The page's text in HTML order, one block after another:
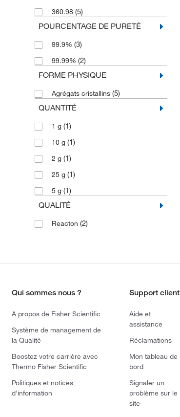
360.98 (5)
POURCENTAGE DE PURETÉ
99.9% (3)
99.99% (2)
FORME PHYSIQUE
Agrégats cristallins (5)
QUANTITÉ
1 g (1)
10 g (1)
2 g (1)
25 g (1)
5 g (1)
QUALITÉ
Reacton (2)
Qui sommes nous ?
A propos de Fisher Scientific
Système de management de
la Qualité
Boostez votre carrière avec
Thermo Fisher Scientific
Politiques et notices
d’information
Support client
Aide et
assistance
Réclamations
Mon tableau de
bord
Signaler un
problème sur le
site